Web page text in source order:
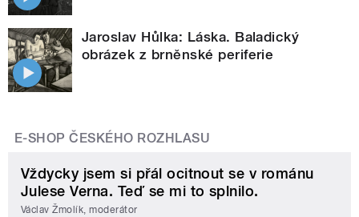
Jaroslav Hůlka: Láska. Baladický
obrázek z brněnské periferie
E-SHOP ČESKÉHO ROZHLASU
Vždycky jsem si přál ocitnout se v románu
Julese Verna. Teď se mi to splnilo.
Václav Žmolík, moderátor